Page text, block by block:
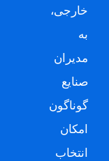
خارجی،
به
مدیران
صنایع
گوناگون
امکان
انتخاب